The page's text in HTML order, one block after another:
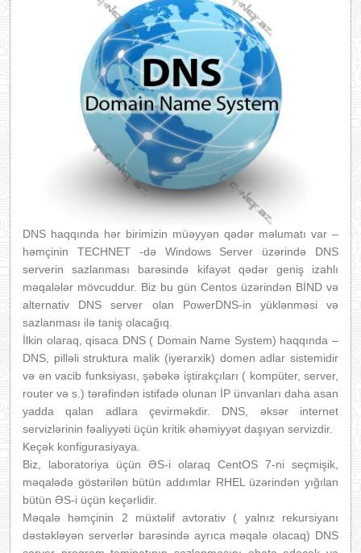
DNS haqqında hər birimizin müəyyən qədər məlumatı var –
həmçinin TECHNET -də Windows Server üzərində DNS
serverin sazlanması barəsində kifayət qədər geniş izahlı
məqalələr mövcuddur. Biz bu gün Centos üzərindən BİND və
alternativ DNS server olan PowerDNS-in yüklənməsi və
sazlanması ilə taniş olacağıq.
İlkin olaraq, qisaca DNS ( Domain Name System) haqqında –
DNS, pilləli struktura malik (iyerarxik) domen adlar sistemidir
və ən vacib funksiyası, şəbəkə iştirakçıları ( kompüter, server,
router və s.) tərəfindən istifadə olunan İP ünvanları daha asan
yadda qalan adlara çevirməkdir. DNS, əksər internet
servizlərinin fəaliyyəti üçün kritik əhəmiyyət daşıyan servizdir.
Keçək konfigurasiyaya.
Biz, laboratoriya üçün ƏS-i olaraq CentOS 7-ni seçmişik,
məqalədə göstərilən bütün addımlar RHEL üzərindən yığılan
bütün ƏS-i üçün keçərlidir.
Məqalə həmçinin 2 müxtəlif avtorativ ( yalnız rekursiyanı
dəstəkləyən serverlər barəsində ayrıca məqalə olacaq) DNS